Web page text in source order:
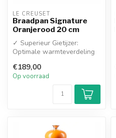
LE CREUSET
Braadpan Signature
Oranjerood 20 cm
✓ Superieur Gietijzer:
Optimale warmteverdeling
ga...
€189,00
Op voorraad